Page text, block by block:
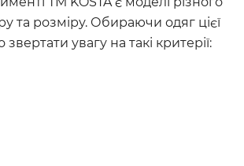
та розміру. Обираючи одяг цієї
звертати увагу на такі критерії: